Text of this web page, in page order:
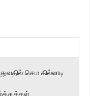
செம கில்லாடி